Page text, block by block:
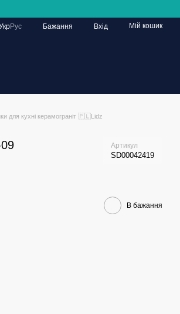
Рус Бажання Вхід Мій кошик
для кухні керамограніт 🇵🇱Lidz
Артикул
SD00042419
В бажання